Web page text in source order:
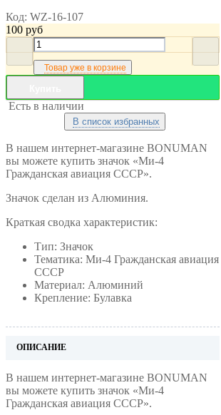
Код: WZ-16-107
100 руб
Товар уже в корзине
Есть в наличии
В список избранных
В нашем интернет-магазине BONUMAN
вы можете купить значок «Ми-4
Гражданская авиация СССР».
Значок сделан из Алюминия.
Краткая сводка характеристик:
Тип: Значок
Тематика: Ми-4 Гражданская авиация
СССР
Материал: Алюминий
Крепление: Булавка
ОПИСАНИЕ
В нашем интернет-магазине BONUMAN
вы можете купить значок «Ми-4
Гражданская авиация СССР».